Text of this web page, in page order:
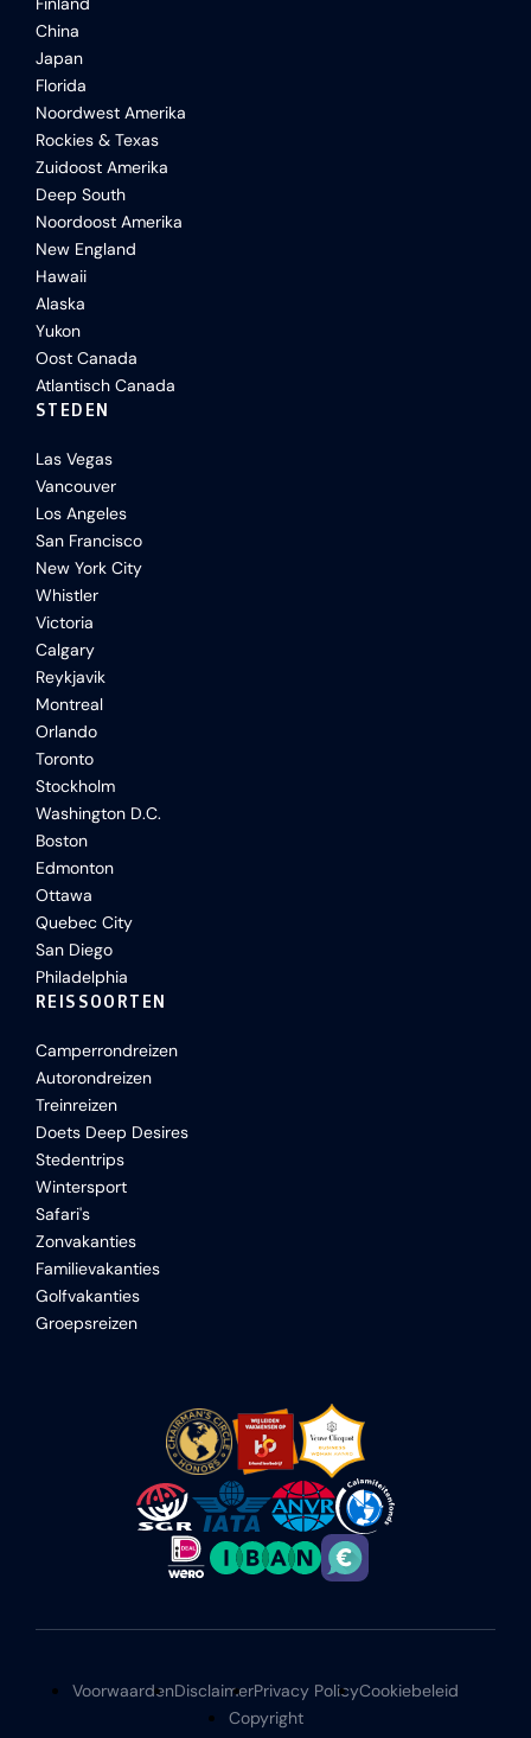
China
Japan
Florida
Noordwest Amerika
Rockies & Texas
Zuidoost Amerika
Deep South
Noordoost Amerika
New England
Hawaii
Alaska
Yukon
Oost Canada
Atlantisch Canada
STEDEN
Las Vegas
Vancouver
Los Angeles
San Francisco
New York City
Whistler
Victoria
Calgary
Reykjavik
Montreal
Orlando
Toronto
Stockholm
Washington D.C.
Boston
Edmonton
Ottawa
Quebec City
San Diego
Philadelphia
REISSOORTEN
Camperrondreizen
Autorondreizen
Treinreizen
Doets Deep Desires
Stedentrips
Wintersport
Safari's
Zonvakanties
Familievakanties
Golfvakanties
Groepsreizen
VoorwaardenDisclaimerPrivacy PolicyCookiebeleid
Copyright